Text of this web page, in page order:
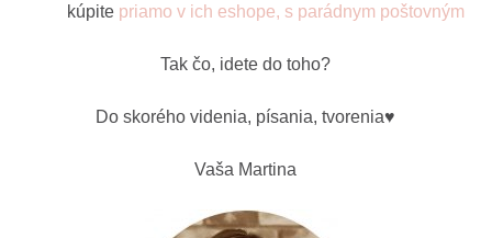
kúpite priamo v ich eshope, s parádnym poštovným
Tak čo, idete do toho?
Do skorého videnia, písania, tvorenia♥
Vaša Martina